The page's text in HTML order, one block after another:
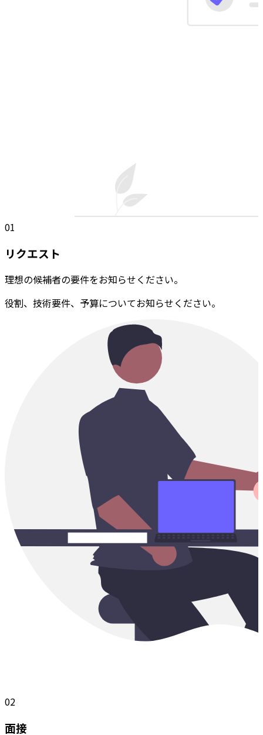
01
リクエスト
理想の候補者の要件をお知らせください。
役割、技術要件、予算についてお知らせください。
02
面接